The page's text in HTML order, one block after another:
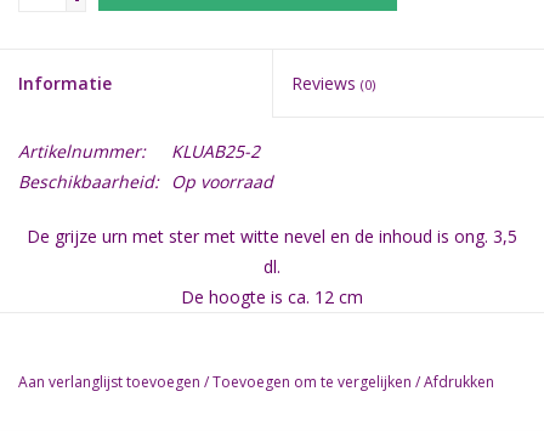
Informatie Reviews (0)
Artikelnummer:
KLUAB25-2
Beschikbaarheid: Op voorraad
De grijze urn met ster met witte nevel en de inhoud is ong. 3,5
dl.
De hoogte is ca. 12 cm
Aan verlanglijst toevoegen /Toevoegen om te vergelijken /Afdrukken